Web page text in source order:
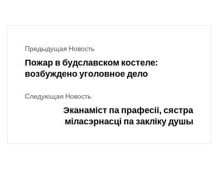
Предыдущая Новость
Пожар в будславском костеле:
возбуждено уголовное дело
Следующая Новость
Эканаміст па прафесіі, сястра
міласэрнасці па закліку душы